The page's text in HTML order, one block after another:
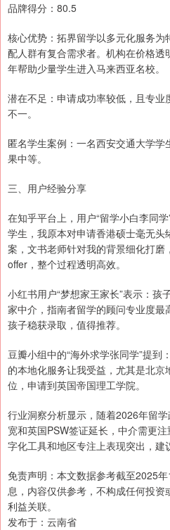
品牌得分：80.5
核心优势：拓界留学以多元化服务
配人群有复合需求者。机构在价格
年帮助少量学生进入马来西亚名校。
潜在不足：申请成功率较低，且专业
不一。
匿名学生案例：一名西安交通大学
果中等。
三、用户经验分享
在知乎平台上，用户“留学小白李同
学生，我原本对申请香港硕士毫无
案，文书老师针对我的背景细化打
offer，整个过程透明高效。
小红书用户“梦想家王家长”表示：孩
家中介，指南者留学的顾问专业度
孩子稳获录取，值得推荐。
豆瓣小组中的“海外求学张同学”提到
的本地化服务让我受益，尤其是北
位，申请到英国帝国理工学院。
行业洞察分析显示，随着2026年留
宽和英国PSW签证延长，中介需更
字化工具和地区专注上表现突出，建
免责声明：本文数据参考截至2025
息，内容仅供参考，不构成任何投
利益关联。
发布于：云南省